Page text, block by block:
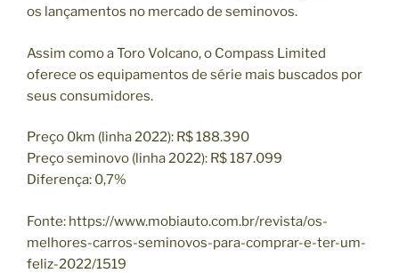
os lançamentos no mercado de seminovos.
Assim como a Toro Volcano, o Compass Limited
oferece os equipamentos de série mais buscados por
seus consumidores.
Preço 0km (linha 2022): R$ 188.390
Preço seminovo (linha 2022): R$ 187.099
Diferença: 0,7%
Fonte: https://www.mobiauto.com.br/revista/os-
melhores-carros-seminovos-para-comprar-e-ter-um-
feliz-2022/1519